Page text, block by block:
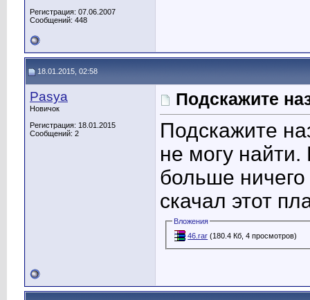
Регистрация: 07.06.2007
Сообщений: 448
18.01.2015, 02:58
Pasya
Новичок
Регистрация: 18.01.2015
Сообщений: 2
Подскажите
Подскажите
не могу найти.
больше ничего
скачал этот
Вложения
46.rar (180.4 Кб, 4 просмотров)